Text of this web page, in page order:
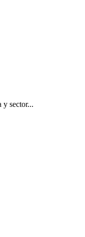
y sector...